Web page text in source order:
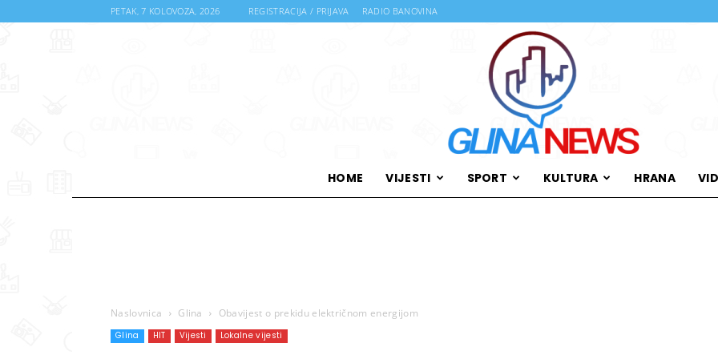
PETAK, 7 KOLOVOZA, 2026 REGISTRACIJA / PRIJAVA RADIO BANOVINA
HOME VIJESTI SPORT KULTURA HRANA
Naslovnica Glina Obavijest o prekidu električnom energijom
Glina HIT Vijesti Lokalne vijesti